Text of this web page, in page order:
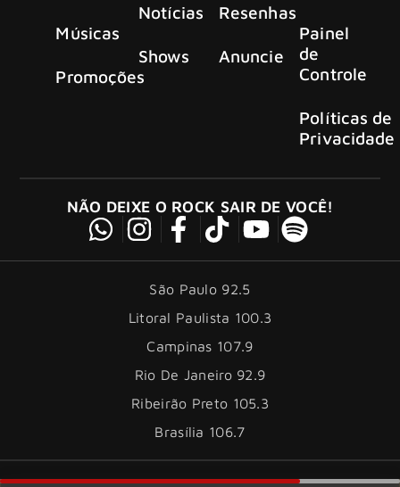
Músicas
Promoções
Notícias
Shows
Resenhas
Anuncie
Painel
de
Controle
Políticas de
Privacidade
NÃO DEIXE O ROCK SAIR DE VOCÊ!
São Paulo 92.5
Litoral Paulista 100.3
Campinas 107.9
Rio De Janeiro 92.9
Ribeirão Preto 105.3
Brasília 106.7